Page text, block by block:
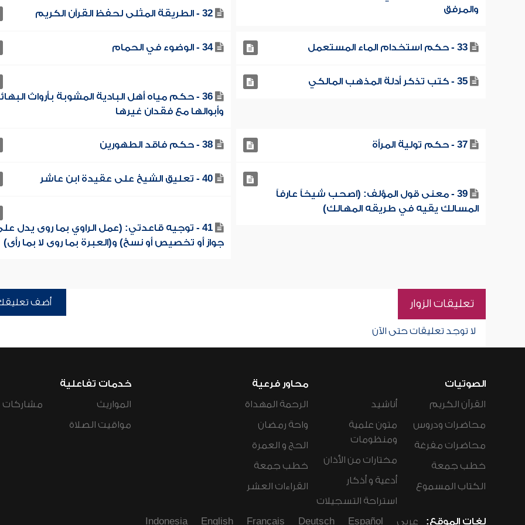
والمرفق 32 - الطريقة المثلى لحفظ القرآن الكريم
33 - حكم استخدام الماء المستعمل 34 - الوضوء في الحمام
35 - كتب تذكر أدلة المذهب المالكي
36 - حكم مياه أهل البادية المشوبة بأرواث
وأبوالها مع فقدان غيرها
37 - حكم تولية المرأة 38 - حكم فاقد الطهورين
39 - معنى قول المؤلف: (اصحب شيخاً عارفاً
المسالك يقيه في طريقه المهالك)
40 - تعليق الشيخ على عقيدة ابن عاشر
41 - توجيه قاعدتي: (عمل الراوي بما روى يدل
جواز أو تخصيص أو نسخ) و(العبرة بما روى لا بما رأى)
تعليقات الزوار أضف
لا توجد تعليقات حتى الآن
الصوتيات
القرآن الكريم
محاضرات ودروس
محاضرات مفرغة
خطب جمعة
الكتاب المسموع
أناشيد
متون علمية
ومنظومات
مختارات من الأذان
أدعية و أذكار
استراحة التسجيلات
محاور فرعية
الرحمة المهداة
واحة رمضان
الحج و العمرة
خطب جمعة
القراءات العشر
خدمات تفاعلية
المواريث
مواقيت الصلاة
مشاركات
لغات الموقع: عربي Español
Deutsch
Français
English
Indonesia